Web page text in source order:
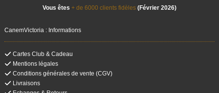
Vous êtes + de 6000 clients fidèles (Février 2026)
CanemVictoria : Informations
Cartes Club & Cadeau
Mentions légales
Conditions générales de vente (CGV)
Livraisons